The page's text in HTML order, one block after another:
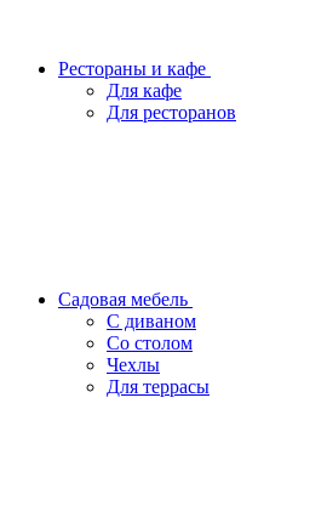
Рестораны и кафе
Для кафе
Для ресторанов
Садовая мебель
С диваном
Со столом
Чехлы
Для террасы